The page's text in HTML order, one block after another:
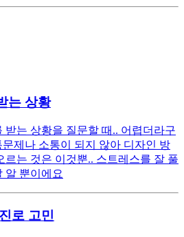
는 상황
받는 상황을 질문할 때.. 어렵더라구
제나 소통이 되지 않아 디자인 방
르는 것은 이것뿐.. 스트레스를 잘 풀
알 뿐이에요
로 고민